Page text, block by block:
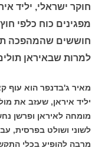
חוקר ישראלי, יליד
מפגינים כוח כלפי
חוששים שהמהפכה
למרות שבאיראן תולים
מאיר ג'בדנפר הוא עוף
יליד איראן, שעזב את
מומחה לאיראן ופרשן
לשוני ושולט בפרסית,